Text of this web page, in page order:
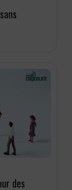
des